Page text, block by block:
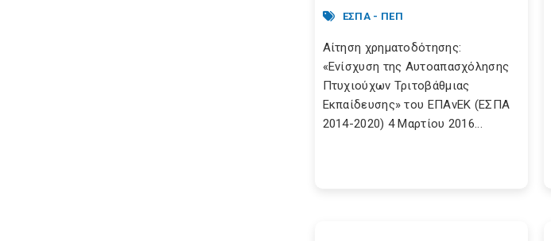
ΕΣΠΑ - ΠΕΠ
Αίτηση χρηματοδότησης:
«Ενίσχυση της Αυτοαπασχόλησης
Πτυχιούχων Τριτοβάθμιας
Εκπαίδευσης» του ΕΠΑνΕΚ (ΕΣΠΑ
2014-2020) 4 Μαρτίου 2016...